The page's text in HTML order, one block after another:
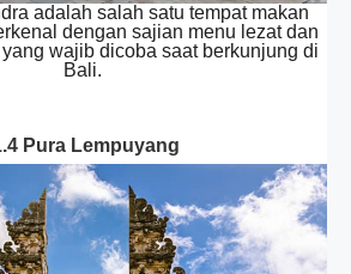
adalah salah satu tempat makan
dengan sajian menu lezat dan
wajib dicoba saat berkunjung di
Bali.
Pura Lempuyang